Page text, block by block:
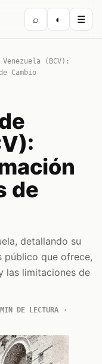
⌕ ◐ ☰
(BCV):
Cambio
de
detallando su
público que ofrece,
las limitaciones de
DE LECTURA